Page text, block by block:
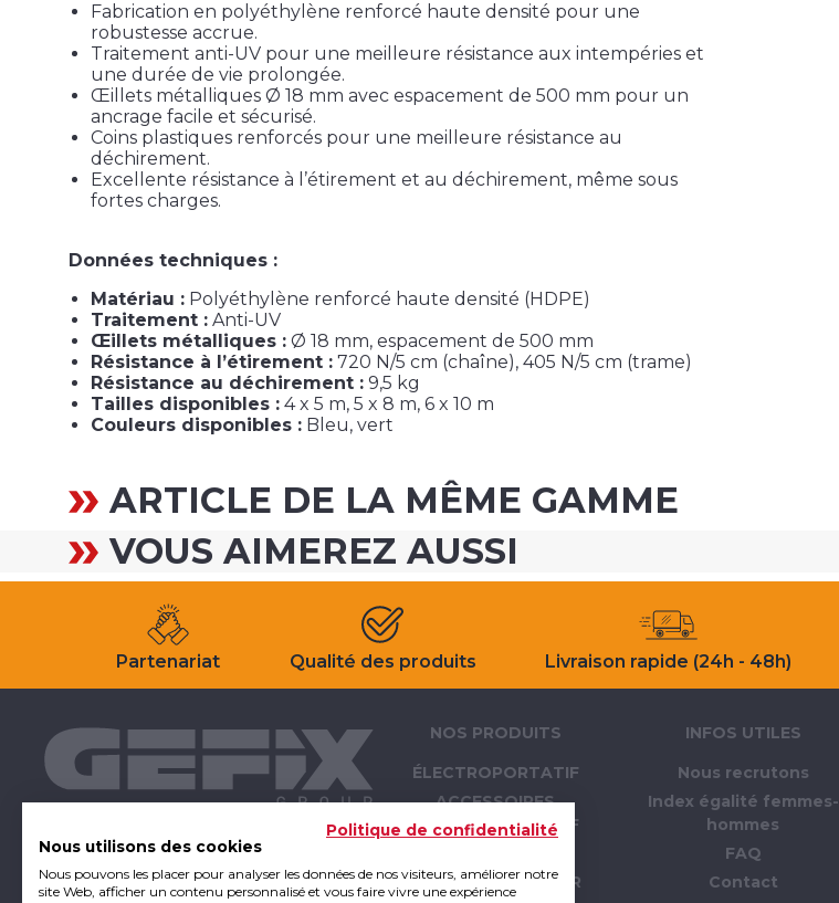
Fabrication en polyéthylène renforcé haute densité pour une
robustesse accrue.
Traitement anti-UV pour une meilleure résistance aux intempéries et
une durée de vie prolongée.
Œillets métalliques Ø 18 mm avec espacement de 500 mm pour un
ancrage facile et sécurisé.
Coins plastiques renforcés pour une meilleure résistance au
déchirement.
Excellente résistance à l’étirement et au déchirement, même sous
fortes charges.
Données techniques :
Matériau : Polyéthylène renforcé haute densité (HDPE)
Traitement : Anti-UV
Œillets métalliques : Ø 18 mm, espacement de 500 mm
Résistance à l’étirement : 720 N/5 cm (chaîne), 405 N/5 cm (trame)
Résistance au déchirement : 9,5 kg
Tailles disponibles : 4 x 5 m, 5 x 8 m, 6 x 10 m
Couleurs disponibles : Bleu, vert
ARTICLE DE LA MÊME GAMME
VOUS AIMEREZ AUSSI
Partenariat Qualité des produits Livraison rapide (24h - 48h)
NOS PRODUITS
ÉLECTROPORTATIF
ACCESSOIRES
ÉLECTROPORTATIF
ATELIER - CHANTIER
INFOS UTILES
Nous recrutons
Index égalité femmes-
hommes
FAQ
Contact
Politique de confidentialité
Nous utilisons des cookies
Nous pouvons les placer pour analyser les données de nos visiteurs, améliorer notre
site Web, afficher un contenu personnalisé et vous faire vivre une expérience